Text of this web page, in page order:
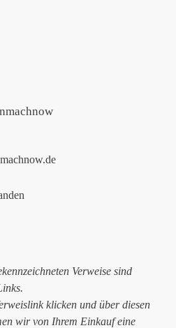
Verweise sind
klicken und über diesen
wir von Ihrem Einkauf eine